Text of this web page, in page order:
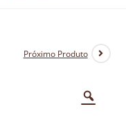
Próximo Produto